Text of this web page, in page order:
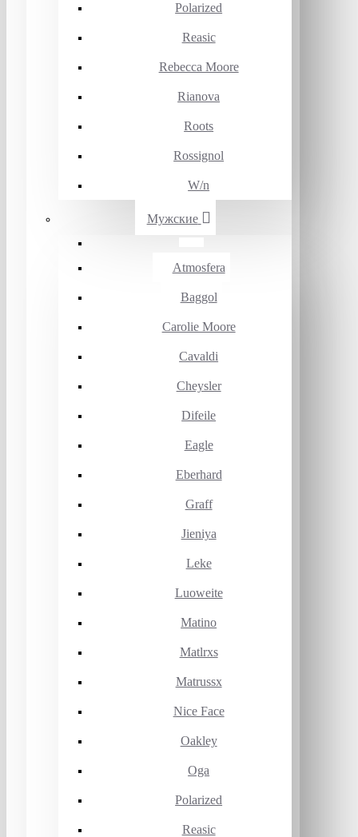
Polarized
Reasic
Rebecca Moore
Rianova
Roots
Rossignol
W/n
Мужские
Atmosfera
Baggol
Carolie Moore
Cavaldi
Cheysler
Difeile
Eagle
Eberhard
Graff
Jieniya
Leke
Luoweite
Matino
Matlrxs
Matrussx
Nice Face
Oakley
Oga
Polarized
Reasic